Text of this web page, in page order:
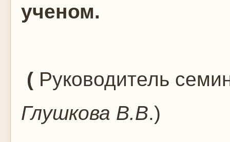
ученом.
( Руководитель
Глушкова В.В.)